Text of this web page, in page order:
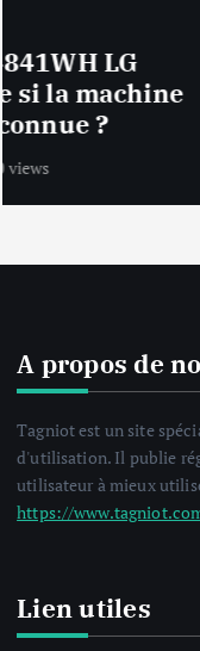
Notice
GELACY
la machine
courant ?
A propos de
Tagniot est un site
d'utilisation. Il publie
utilisateur à mieux
https://
Lien utiles